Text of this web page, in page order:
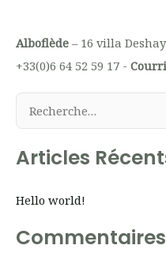
Alboflède – 16 villa
+33(0)6 64 52 59 17 -
c
e
Articles
Hello world!